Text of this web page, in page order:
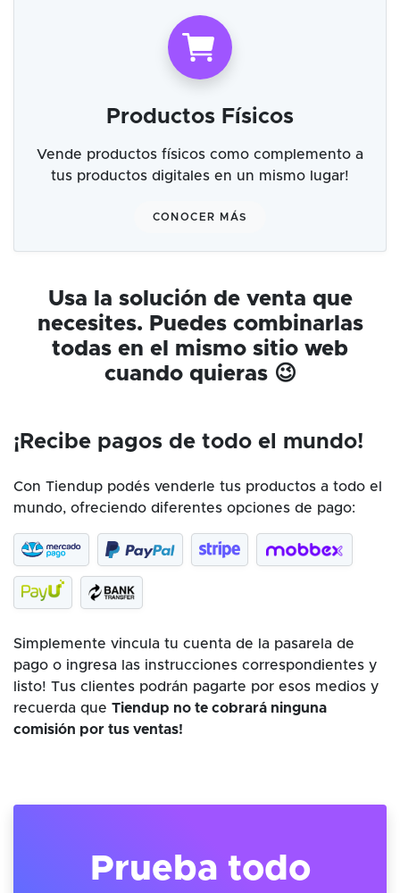
Productos Físicos
Vende productos físicos como complemento a
tus productos digitales en un mismo lugar!
CONOCER MÁS
Usa la solución de venta que
necesites. Puedes combinarlas
todas en el mismo sitio web
cuando quieras 😉
¡Recibe pagos de todo el mundo!
Con Tiendup podés venderle tus productos a todo el
mundo, ofreciendo diferentes opciones de pago:
Simplemente vincula tu cuenta de la pasarela de
pago o ingresa las instrucciones correspondientes y
listo! Tus clientes podrán pagarte por esos medios y
recuerda que Tiendup no te cobrará ninguna
comisión por tus ventas!
Prueba todo